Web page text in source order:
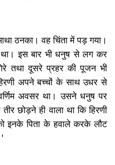
ठनका। वह चिंता में पड़ गया।
था। इस बार भी धनुष से लग कर
तथा दूसरे प्रहर की पूजन भी
अपने बच्चों के साथ उधर से
अवसर था। उसने धनुष पर
छोड़ने ही वाला था कि हिरणी
इनके पिता के हवाले करके लौट